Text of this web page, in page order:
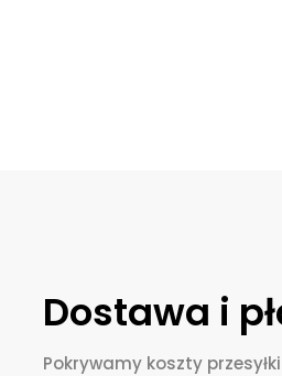
Dostawa i
Pokrywamy koszty